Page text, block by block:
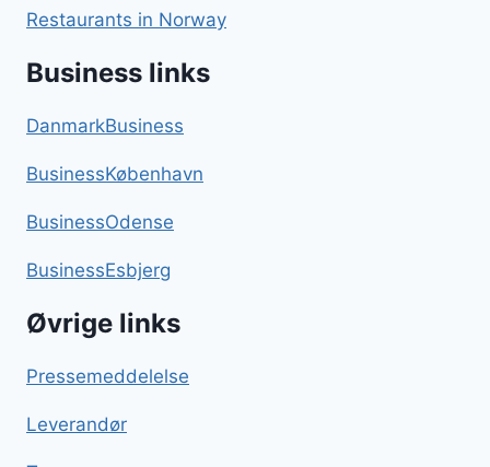
Restaurants in Norway
Business links
DanmarkBusiness
BusinessKøbenhavn
BusinessOdense
BusinessEsbjerg
Øvrige links
Pressemeddelelse
Leverandør